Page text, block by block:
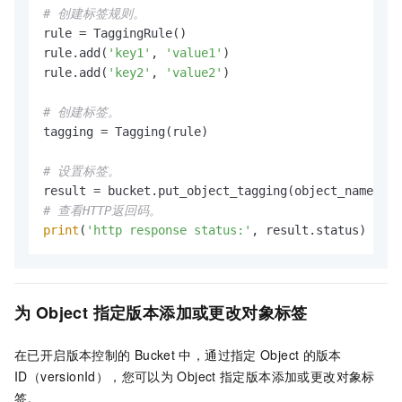
# 创建标签规则。
rule = TaggingRule()
rule.add( 'key1' , 'value1' )
rule.add( 'key2' , 'value2' )
# 创建标签。
tagging = Tagging(rule)
# 设置标签。
# 查看HTTP返回码。
print ( 'http response status:' , result.status)
为 Object 指定版本添加或更改对象标签
在已开启版本控制的 Bucket 中，通过指定 Object 的版本
ID（versionId），您可以为 Object 指定版本添加或更改对象标
签。